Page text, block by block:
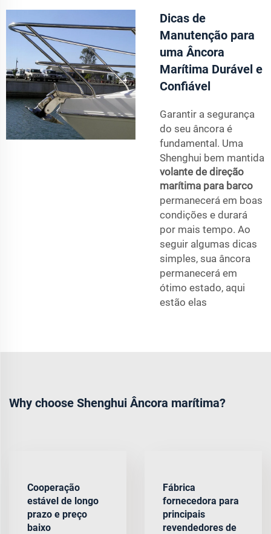
Dicas de
Manutenção para
uma Âncora
Marítima Durável e
Confiável
Garantir a segurança
do seu âncora é
fundamental. Uma
Shenghui bem mantida
volante de direção
marítima para barco
permanecerá em boas
condições e durará
por mais tempo. Ao
seguir algumas dicas
simples, sua âncora
permanecerá em
ótimo estado, aqui
estão elas
Why choose Shenghui Âncora marítima?
Cooperação
estável de longo
prazo e preço
baixo
Fábrica
fornecedora para
principais
revendedores de